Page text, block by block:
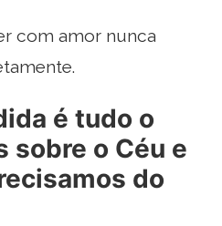
com amor nunca
é tudo o
sobre o Céu e
do